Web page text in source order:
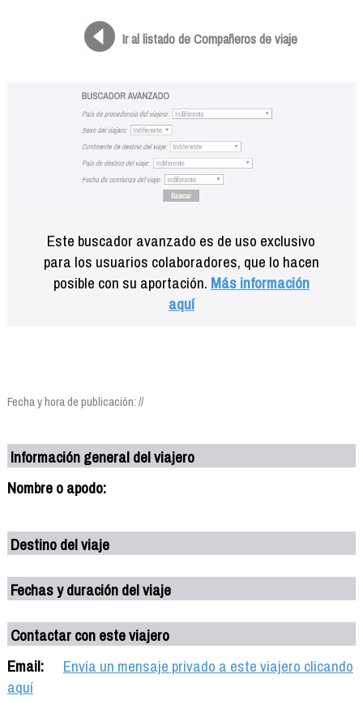
Ir al listado de Compañeros de viaje
Este buscador avanzado es de uso exclusivo
para los usuarios colaboradores, que lo hacen
posible con su aportación. Más información
aquí
Fecha y hora de publicación: //
Información general del viajero
Nombre o apodo:
Destino del viaje
Fechas y duración del viaje
Contactar con este viajero
Email:
Envía un mensaje privado a este viajero clicando
aquí